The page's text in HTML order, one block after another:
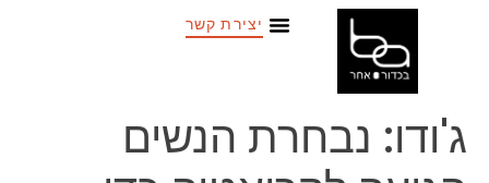
יצירת קשר
ג'ודו: נבחרת הנשים